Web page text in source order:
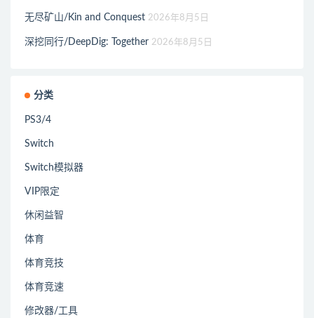
无尽矿山/Kin and Conquest 2026年8月5日
深挖同行/DeepDig: Together 2026年8月5日
分类
PS3/4
Switch
Switch模拟器
VIP限定
休闲益智
体育
体育竞技
体育竞速
修改器/工具